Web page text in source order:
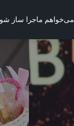
می‌خواهم ماجرا ساز